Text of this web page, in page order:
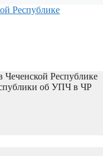
Республике
об УПЧ в ЧР